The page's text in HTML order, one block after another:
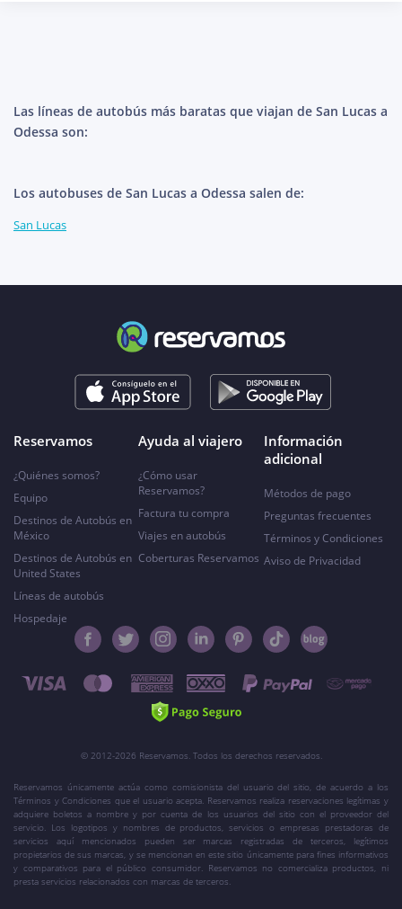
Las líneas de autobús más baratas que viajan de San Lucas a
Odessa son:
Los autobuses de San Lucas a Odessa salen de:
San Lucas
Reservamos
¿Quiénes somos?
Equipo
Destinos de Autobús en
México
Destinos de Autobús en
United States
Líneas de autobús
Hospedaje
Ayuda al viajero
¿Cómo usar
Reservamos?
Factura tu compra
Viajes en autobús
Coberturas Reservamos
Información
adicional
Métodos de pago
Preguntas frecuentes
Términos y Condiciones
Aviso de Privacidad
© 2012-2026 Reservamos. Todos los derechos reservados.
Reservamos únicamente actúa como comisionista del usuario del sitio, de acuerdo a los
Términos y Condiciones que el usuario acepta. Reservamos realiza reservaciones legítimas y
adquiere boletos a nombre y por cuenta de los usuarios del sitio con el proveedor del
servicio. Los logotipos y nombres de productos, servicios o empresas prestadoras de
servicios aquí mencionados pueden ser marcas registradas de terceros, legítimos
propietarios de sus marcas, y se mencionan en este sitio únicamente para fines informativos
y comparativos para el público consumidor. Reservamos no comercializa productos, ni
presta servicios relacionados con marcas de terceros.